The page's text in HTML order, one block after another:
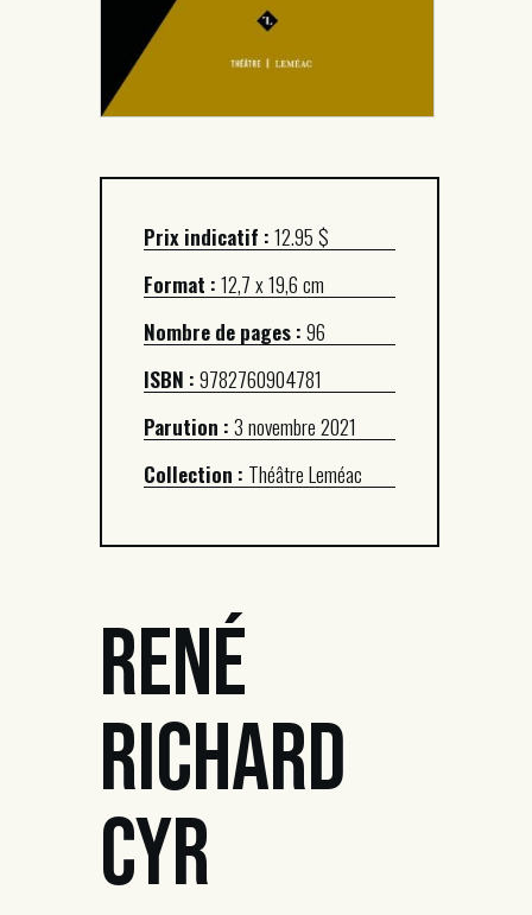
Prix indicatif :12.95 $
Format :12,7 x 19,6 cm
Nombre de pages :96
ISBN :9782760904781
Parution :3 novembre 2021
Collection : Théâtre Leméac
René
Richard
Cyr